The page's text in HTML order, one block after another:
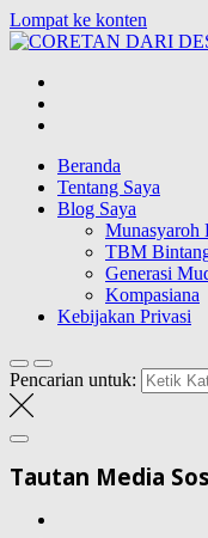
Lompat ke konten
Blog Wong Ndeso yang
Beranda
Tentang Saya
Blog Saya
Munasyaroh
TBM
Generasi
Kompasiana
Kebijakan Privasi
Pencarian untuk:
Tautan Media